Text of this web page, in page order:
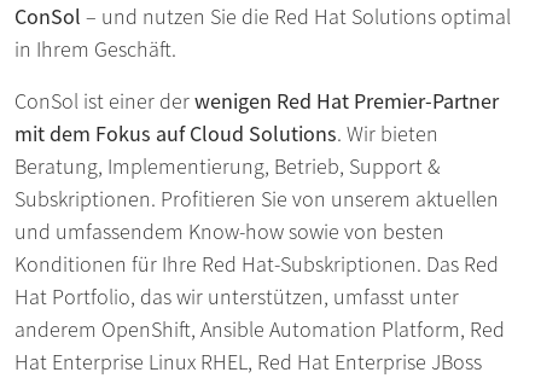
ConSol – und nutzen Sie die Red Hat Solutions optimal
in Ihrem Geschäft.
ConSol ist einer derwenigen Red Hat Premier-Partner
mit dem Fokus auf Cloud Solutions. Wir bieten
Beratung, Implementierung, Betrieb, Support &
Subskriptionen. Profitieren Sie von unserem aktuellen
und umfassendem Know-how sowie von besten
Konditionen für Ihre Red Hat-Subskriptionen. Das Red
Hat Portfolio, das wir unterstützen, umfasst unter
anderem OpenShift, Ansible Automation Platform, Red
Hat Enterprise Linux RHEL, Red Hat Enterprise JBoss